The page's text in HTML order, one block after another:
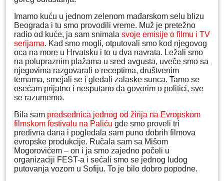
Imamo kuću u jednom zelenom mađarskom selu blizu
Beograda i tu smo provodili vreme. Muž je pretežno
radio od kuće, ja sam snimala svoje emisije o filmu i TV
serijama. Kad smo mogli, otputovali smo kod njegovog
oca na more u Hrvatsku i to u dva navrata. Ležali smo
na polupraznim plažama u sred avgusta, uveče smo sa
njegovima razgovarali o receptima, društvenim
temama, smejali se i gledali zalaske sunca. Tamo se
osećam prijatno i nesputano da govorim o politici, sve
se razumemo.
Bila sam predsednica jednog od žirija na Evropskom
filmskom festivalu na Paliću gde smo proveli tri
predivna dana i pogledala sam puno dobrih filmova
evropske produkcije. Ručala sam sa Mišom
Mogorovićem – on i ja smo zajedno počeli u
organizaciji FEST-a i sećali smo se jednog ludog
putovanja vozom u Sofiju. To je bilo dobro popodne.